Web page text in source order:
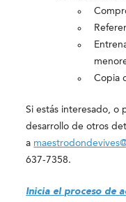
Copia
Si estás interesado, o
desarrollo de otros
a
637-7358.
Inicia el proceso de